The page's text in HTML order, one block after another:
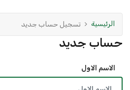
الرئيسية تسجيل حساب جديد
حساب جديد
الاسم الاول